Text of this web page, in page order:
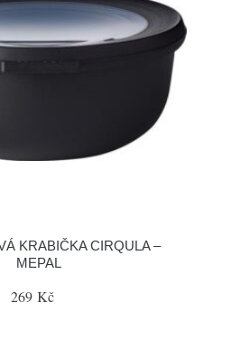
KRABIČKA CIRQULA –
MEPAL
269 Kč